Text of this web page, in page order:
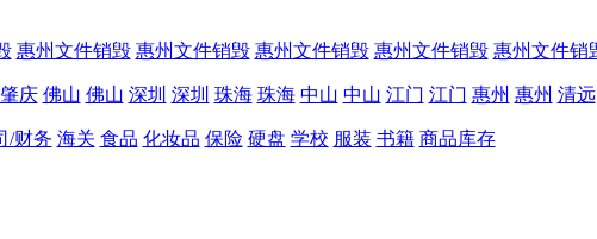
惠州文件销毁 惠州文件销毁 惠州文件销毁 惠州文件销毁 惠州文件销
肇庆 佛山 佛山 深圳 深圳 珠海 珠海 中山 中山 江门 江门 惠州 惠州 清远
/财务 海关 食品 化妆品 保险 硬盘 学校 服装 书籍 商品库存